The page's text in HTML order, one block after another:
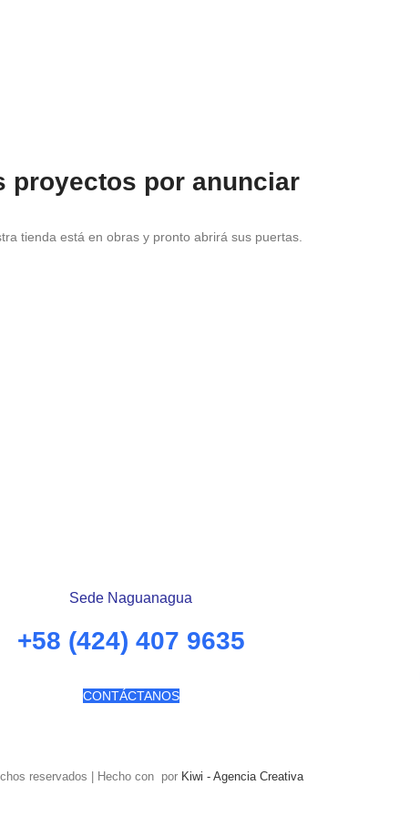
proyectos por anunciar
tienda está en obras y pronto abrirá sus puertas.
Sede Naguanagua
+58 (424) 407 9635
CONTÁCTANOS
reservados | Hecho con por Kiwi - Agencia Creativa